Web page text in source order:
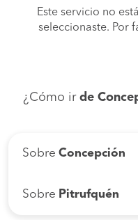
Este servicio no
seleccionaste. Por
¿Cómo ir de
Sobre Concepción
Sobre Pitrufquén